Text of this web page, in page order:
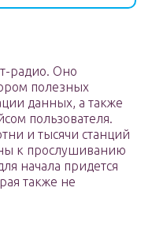
радио. Оно
полезных
данных, а также
пользователя.
и тысячи станций
к прослушиванию
начала придется
также не